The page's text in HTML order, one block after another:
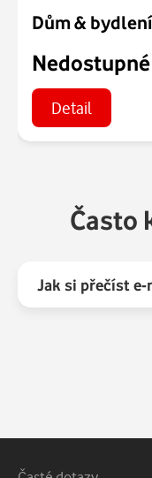
Dům &
Nedostupné
Detail
Často
Jak si přečíst e-